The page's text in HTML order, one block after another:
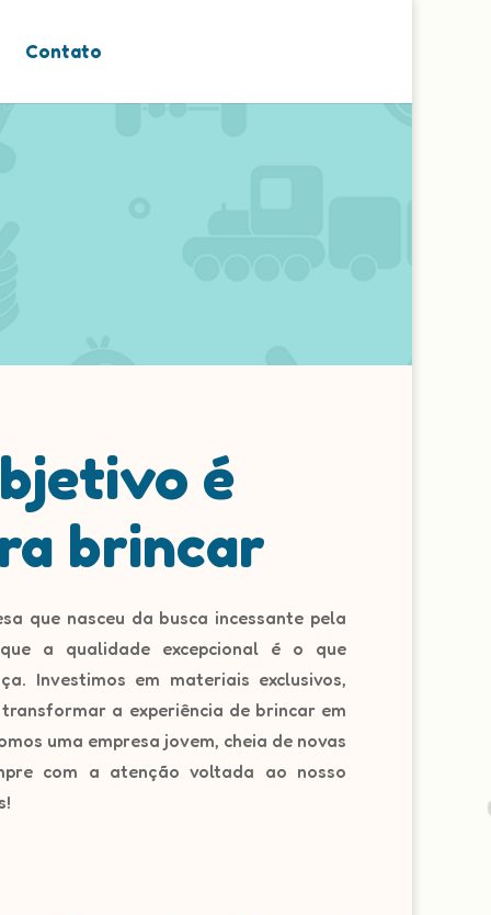
Contato
é
brincar
que nasceu da busca incessante pela
a qualidade excepcional é o que
Investimos em materiais exclusivos,
a experiência de brincar em
uma empresa jovem, cheia de novas
com a atenção voltada ao nosso